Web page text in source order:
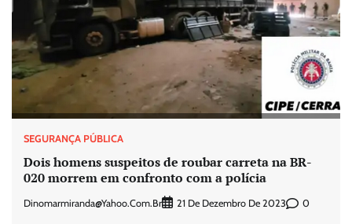
SEGURANÇA PÚBLICA
Dois homens suspeitos de roubar carreta na BR-
020 morrem em confronto com a polícia
Dinomarmiranda@yahoo.com.br 21 De Dezembro De 2023 0